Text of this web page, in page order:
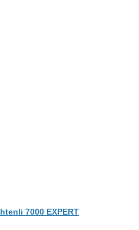
7000 EXPERT